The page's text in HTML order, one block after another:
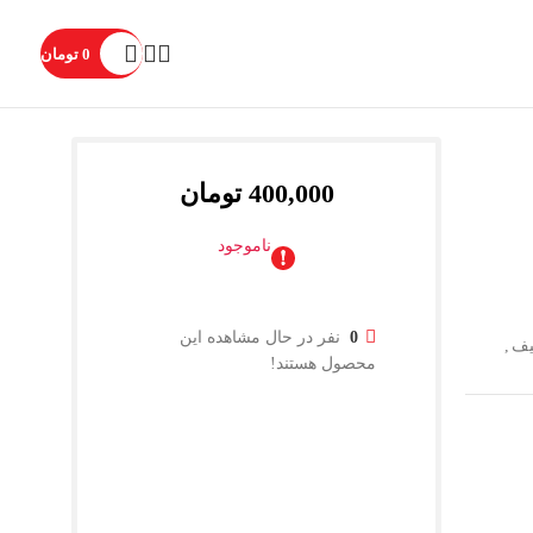
0 تومان
,
400,000 تومان
ناموجود
0
نفر در حال مشاهده این
محصول هستند!